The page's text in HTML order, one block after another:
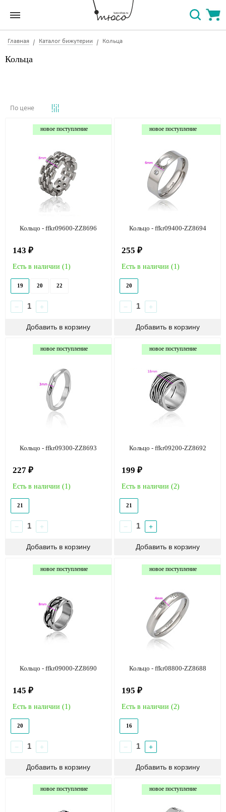
Главная Каталог бижутерии Кольца
Кольца
По цене
новое поступление
Кольцо - ffkr09600-ZZ8696
143 ₽
Есть в наличии (1)
19 20 22
− +
новое поступление
Кольцо - ffkr09400-ZZ8694
255 ₽
Есть в наличии (1)
20
− +
новое поступление
Кольцо - ffkr09300-ZZ8693
227 ₽
Есть в наличии (1)
21
− +
новое поступление
Кольцо - ffkr09200-ZZ8692
199 ₽
Есть в наличии (2)
21
− +
новое поступление
Кольцо - ffkr09000-ZZ8690
145 ₽
Есть в наличии (1)
20
− +
новое поступление
Кольцо - ffkr08800-ZZ8688
195 ₽
Есть в наличии (2)
16
− +
новое поступление новое поступление